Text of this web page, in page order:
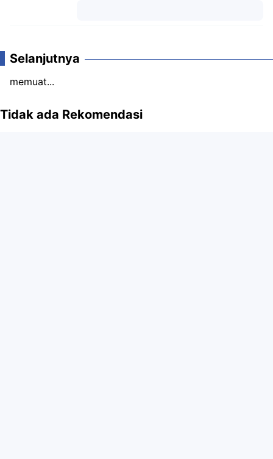
Selanjutnya
memuat...
Tidak ada Rekomendasi